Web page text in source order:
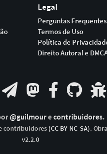
Legal
Perguntas Frequentes
Termos de Uso
Política de
Direito Autoral e
@guilmourecontribuidores.
contribuidores (CC BY-NC-SA).
v2.2.0